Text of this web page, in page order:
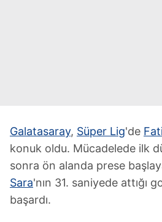
Galatasaray, Süper Lig'de
konuk oldu. Mücadelede ilk
sonra ön alanda prese
Sara'nın 31. saniyede attığı
başardı.